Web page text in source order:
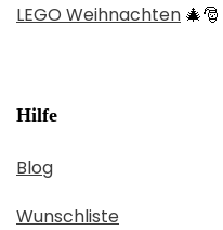
LEGO Weihnachten 🎄🎅
Hilfe
Blog
Wunschliste